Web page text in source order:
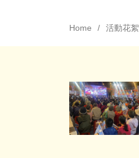
Home 活動花絮